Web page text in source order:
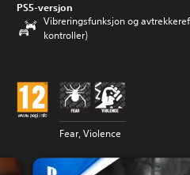
PS5-versjon
Vibreringsfunksjon og
kontroller)
Fear, Violence